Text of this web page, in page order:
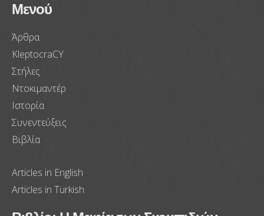
Μενού
Άρθρα
KleptocraCY
Στήλες
Ντοκιμαντέρ
Ιστορία
Συνεντεύξεις
Βιβλία
Articles in English
Articles in Turkish